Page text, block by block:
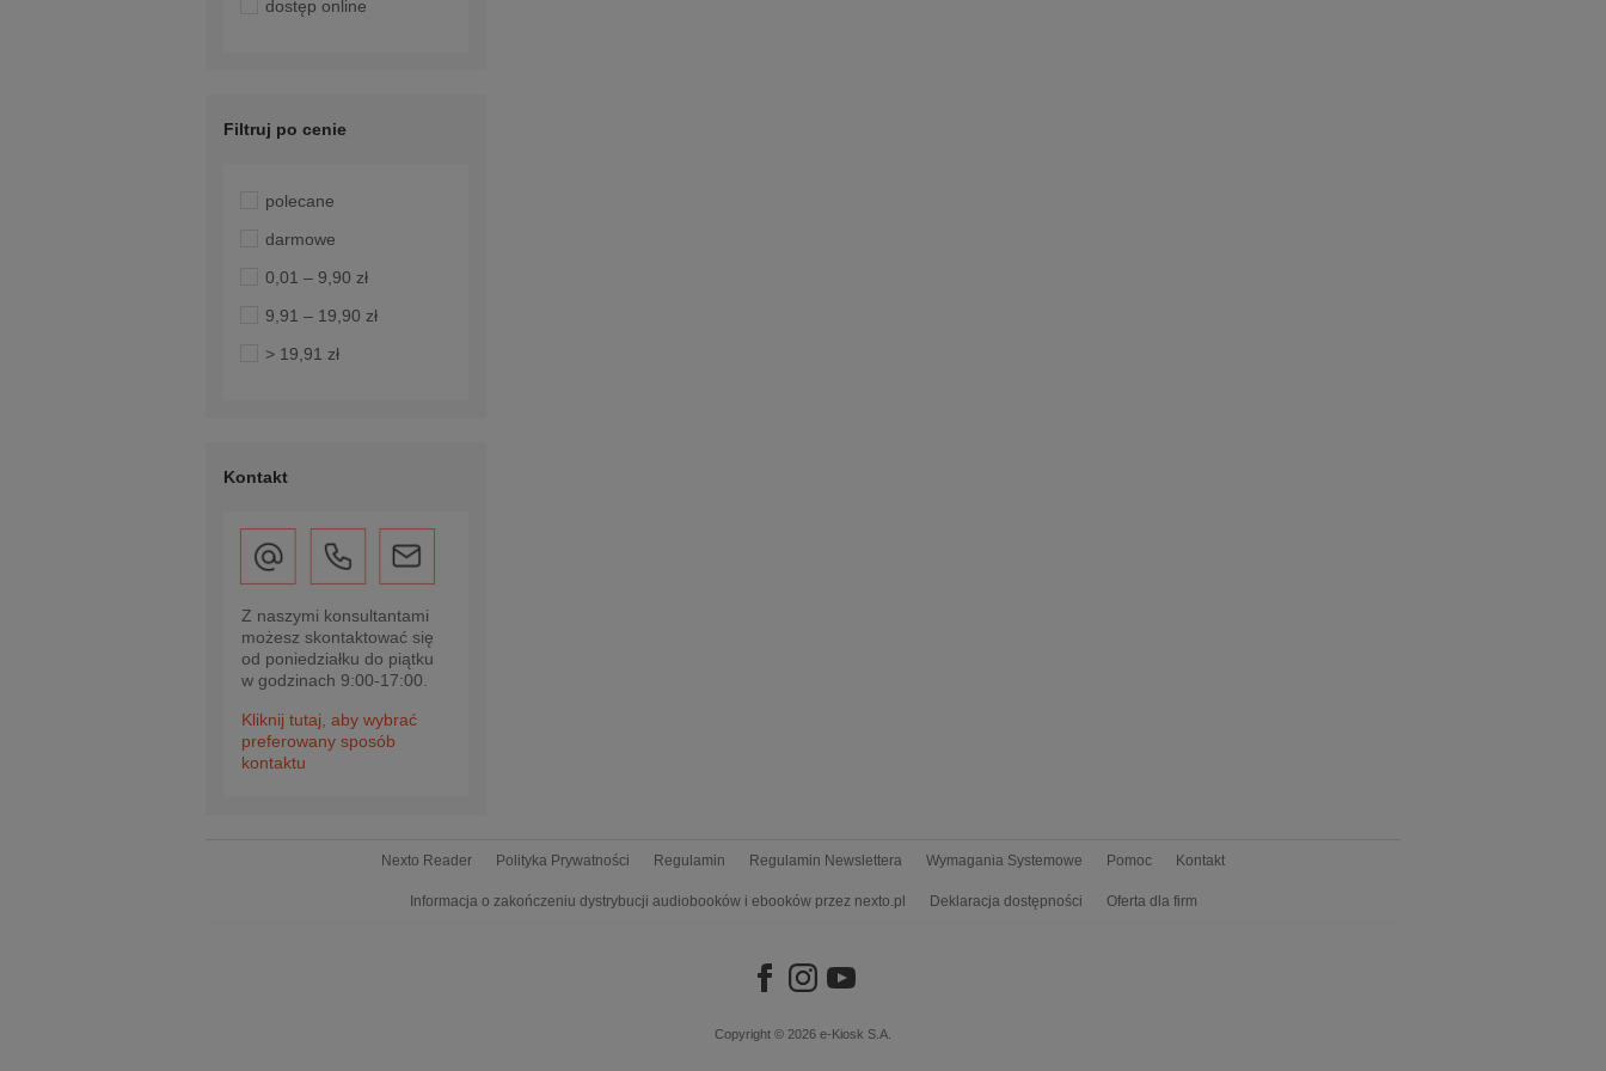
dostęp online
Filtruj po cenie
polecane
darmowe
0,01 – 9,90 zł
9,91 – 19,90 zł
> 19,91 zł
Kontakt
Z naszymi konsultantami
możesz skontaktować się
od poniedziałku do piątku
w godzinach 9:00-17:00.
Kliknij tutaj, aby wybrać
preferowany sposób
kontaktu
Nexto Reader Polityka Prywatności Regulamin Regulamin Newslettera Wymagania Systemowe Pomoc Kontakt
Informacja o zakończeniu dystrybucji audiobooków i ebooków przez nexto.pl Deklaracja dostępności Oferta dla firm
Copyright © 2026 e-Kiosk S.A.